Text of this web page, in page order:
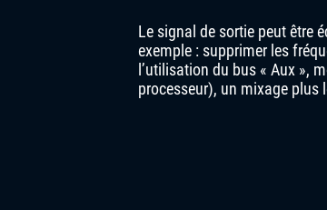
Le signal de sortie peut être
exemple : supprimer les
l’utilisation du bus « Aux »,
processeur), un mixage plus